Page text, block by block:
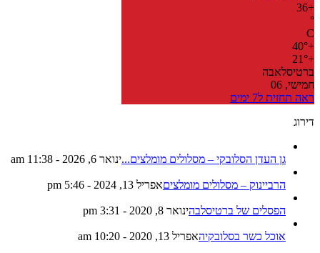
+
36
°
C
+
40°
+
21°
ברטיסלאבה
חמישי, 06
ראה תחזית ל7 ימים
דירוג
גן העדן הסלובקי – מסלולים מומלצים...ינואר 6, 2026 - 11:38 am
הרביינוק – מסלולים מומלציםאפריל 13, 2024 - 5:46 pm
הפסלים של ברטיסלבהינואר 8, 2020 - 3:31 pm
אוכל כשר בסלובקיהאפריל 13, 2020 - 10:20 am